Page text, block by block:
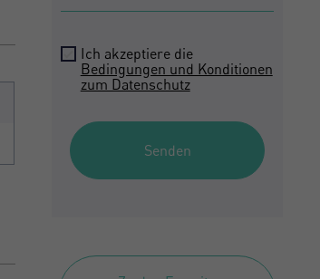
Ich akzeptiere die
Bedingungen und Konditionen
zum Datenschutz
Senden